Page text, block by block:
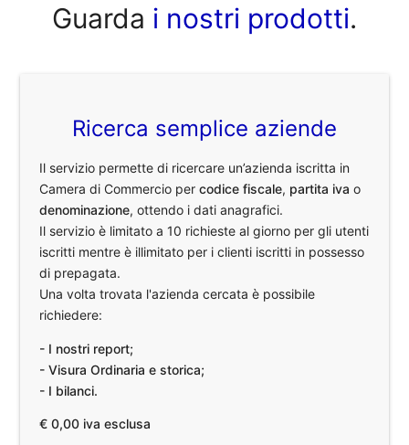
Guarda i nostri prodotti.
Ricerca semplice aziende
Il servizio permette di ricercare un’azienda iscritta in
Camera di Commercio percodice fiscale, partita iva o
denominazione, ottendo i dati anagrafici.
Il servizio è limitato a 10 richieste al giorno per gli utenti
iscritti mentre è illimitato per i clienti iscritti in possesso
di prepagata.
Una volta trovata l'azienda cercata è possibile
richiedere:
- I nostri report;
- Visura Ordinaria e storica;
- I bilanci.
€ 0,00 iva esclusa